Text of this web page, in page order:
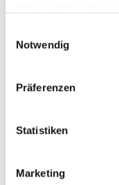
Information dazu
Notwendig
Präferenzen
Statistiken
Marketing